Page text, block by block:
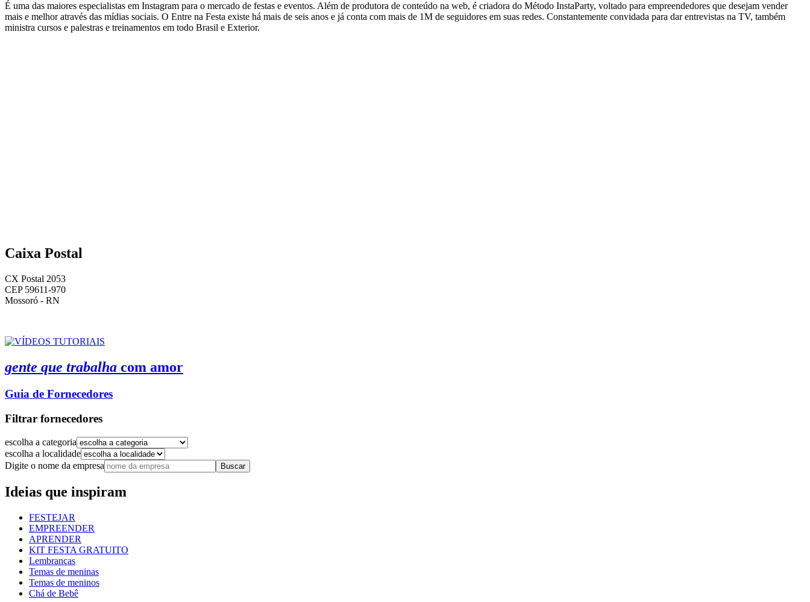
É uma das maiores especialistas em Instagram para o mercado de festas e eventos. Além de produtora de conteúdo na web, é criadora do Método InstaParty, voltado para empreendedores que desejam vender
mais e melhor através das mídias sociais. O Entre na Festa existe há mais de seis anos e já conta com mais de 1M de seguidores em suas redes. Constantemente convidada para dar entrevistas na TV, também
ministra cursos e palestras e treinamentos em todo Brasil e Exterior.
Caixa Postal
CX Postal 2053
CEP 59611-970
Mossoró - RN
gente que trabalha com amor
Guia de Fornecedores
Filtrar fornecedores
escolha a categoria
escolha a localidade
Digite o nome da empresa
Buscar
Ideias que inspiram
FESTEJAR
EMPREENDER
APRENDER
KIT FESTA GRATUITO
Lembranças
Temas de meninas
Temas de meninos
Chá de Bebê